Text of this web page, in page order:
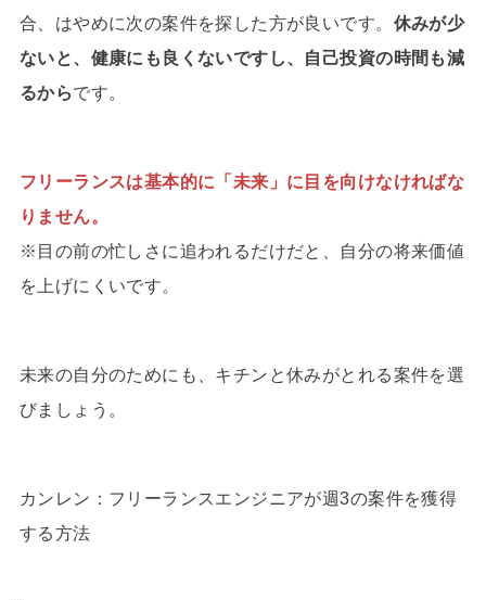
合、はやめに次の案件を探した方が良いです。 休みが少
ないと、健康にも良くないですし、自己投資の時間も減
るからです。
フリーランスは基本的に「未来」に目を向けなければな
りません。
※目の前の忙しさに追われるだけだと、自分の将来価値
を上げにくいです。
未来の自分のためにも、キチンと休みがとれる案件を選
びましょう。
カンレン：フリーランスエンジニアが週3の案件を獲得
する方法